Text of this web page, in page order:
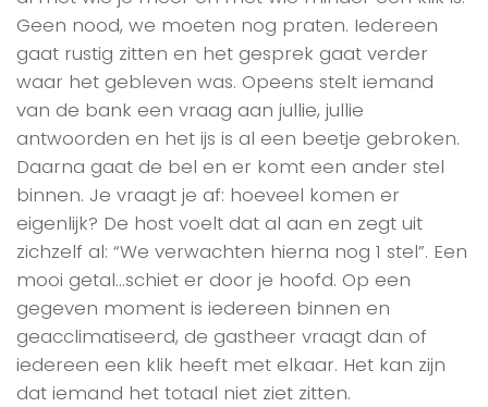
Geen nood, we moeten nog praten. Iedereen
gaat rustig zitten en het gesprek gaat verder
waar het gebleven was. Opeens stelt iemand
van de bank een vraag aan jullie, jullie
antwoorden en het ijs is al een beetje gebroken.
Daarna gaat de bel en er komt een ander stel
binnen. Je vraagt je af: hoeveel komen er
eigenlijk? De host voelt dat al aan en zegt uit
zichzelf al: “We verwachten hierna nog 1 stel”. Een
mooi getal…schiet er door je hoofd. Op een
gegeven moment is iedereen binnen en
geacclimatiseerd, de gastheer vraagt dan of
iedereen een klik heeft met elkaar. Het kan zijn
dat iemand het totaal niet ziet zitten.